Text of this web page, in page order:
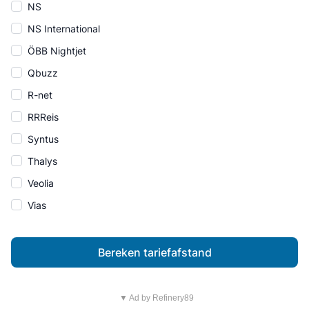
NS
NS International
ÖBB Nightjet
Qbuzz
R-net
RRReis
Syntus
Thalys
Veolia
Vias
Bereken tariefafstand
▼ Ad by Refinery89